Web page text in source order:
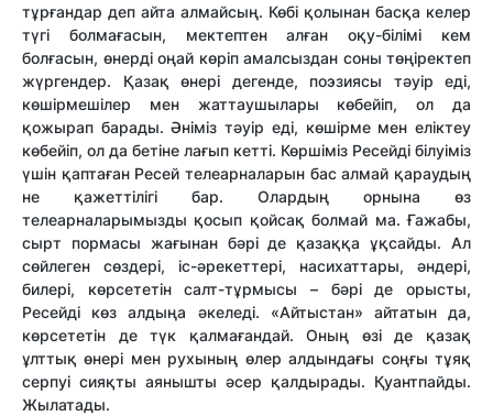
тұрғандар деп айта алмайсың. Көбі қолынан басқа келер
түгі болмағасын, мектептен алған оқу-білімі кем
болғасын, өнерді оңай көріп амалсыздан соны төңіректеп
жүргендер. Қазақ өнері дегенде, поэзиясы тәуір еді,
көшірмешілер мен жаттаушылары көбейіп, ол да
қожырап барады. Әніміз тәуір еді, көшірме мен еліктеу
көбейіп, ол да бетіне лағып кетті. Көршіміз Ресейді білуіміз
үшін қаптаған Ресей телеарналарын бас алмай қараудың
не қажеттілігі бар. Олардың орнына өз
телеарналарымызды қосып қойсақ болмай ма. Ғажабы,
сырт пормасы жағынан бәрі де қазаққа ұқсайды. Ал
сөйлеген сөздері, іс-әрекеттері, насихаттары, әндері,
билері, көрсететін салт-тұрмысы – бәрі де орысты,
Ресейді көз алдыңа әкеледі. «Айтыстан» айтатын да,
көрсететін де түк қалмағандай. Оның өзі де қазақ
ұлттық өнері мен рухының өлер алдындағы соңғы тұяқ
серпуі сияқты аянышты әсер қалдырады. Қуантпайды.
Жылатады.